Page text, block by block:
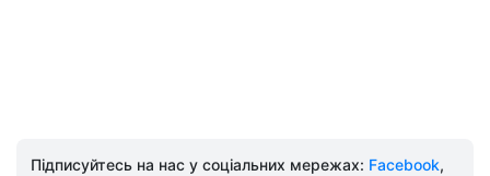
Підписуйтесь на нас у соціальних мережах: Facebook,